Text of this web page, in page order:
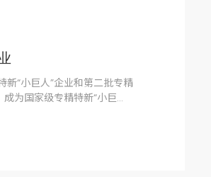
“小巨人”企业和第二批专精
为国家级专精特新“小巨